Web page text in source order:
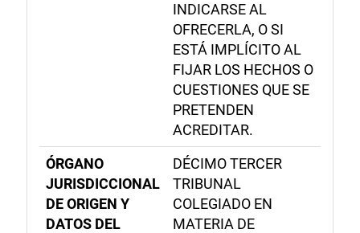
INDICARSE AL
OFRECERLA, O SI
ESTÁ IMPLÍCITO AL
FIJAR LOS HECHOS O
CUESTIONES QUE SE
PRETENDEN
ACREDITAR.
ÓRGANO
JURISDICCIONAL
DE ORIGEN Y
DATOS DEL
DÉCIMO TERCER
TRIBUNAL
COLEGIADO EN
MATERIA DE